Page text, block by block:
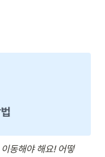
동해야 해요! 어떻